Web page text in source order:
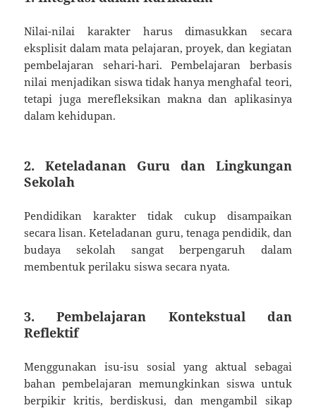
Nilai-nilai karakter harus dimasukkan secara
eksplisit dalam mata pelajaran, proyek, dan kegiatan
pembelajaran sehari-hari. Pembelajaran berbasis
nilai menjadikan siswa tidak hanya menghafal teori,
tetapi juga merefleksikan makna dan aplikasinya
dalam kehidupan.
2.Keteladanan Guru dan Lingkungan
Sekolah
Pendidikan karakter tidak cukup disampaikan
secara lisan. Keteladanan guru, tenaga pendidik, dan
budaya sekolah sangat berpengaruh dalam
membentuk perilaku siswa secara nyata.
3.Pembelajaran Kontekstual dan
Reflektif
Menggunakan isu-isu sosial yang aktual sebagai
bahan pembelajaran memungkinkan siswa untuk
berpikir kritis, berdiskusi, dan mengambil sikap